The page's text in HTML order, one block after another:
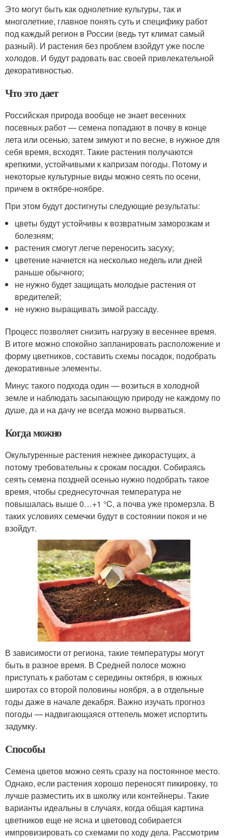
Это могут быть как однолетние культуры, так и
многолетние, главное понять суть и специфику работ
под каждый регион в России (ведь тут климат самый
разный). И растения без проблем взойдут уже после
холодов. И будут радовать вас своей привлекательной
декоративностью.
Что это дает
Российская природа вообще не знает весенних
посевных работ — семена попадают в почву в конце
лета или осенью, затем зимуют и по весне, в нужное для
себя время, всходят. Такие растения получаются
крепкими, устойчивыми к капризам погоды. Потому и
некоторые культурные виды можно сеять по осени,
причем в октябре-ноябре.
При этом будут достигнуты следующие результаты:
цветы будут устойчивы к возвратным заморозкам и
болезням;
растения смогут легче переносить засуху;
цветение начнется на несколько недель или дней
раньше обычного;
не нужно будет защищать молодые растения от
вредителей;
не нужно выращивать зимой рассаду.
Процесс позволяет снизить нагрузку в весеннее время.
В итоге можно спокойно запланировать расположение и
форму цветников, составить схемы посадок, подобрать
декоративные элементы.
Минус такого подхода один — возиться в холодной
земле и наблюдать засыпающую природу не каждому по
душе, да и на дачу не всегда можно вырваться.
Когда можно
Окультуренные растения нежнее дикорастущих, а
потому требовательны к срокам посадки. Собираясь
сеять семена поздней осенью нужно подобрать такое
время, чтобы среднесуточная температура не
повышалась выше 0…+1 °C, а почва уже промерзла. В
таких условиях семечки будут в состоянии покоя и не
взойдут.
В зависимости от региона, такие температуры могут
быть в разное время. В Средней полосе можно
приступать к работам с середины октября, в южных
широтах со второй половины ноября, а в отдельные
годы даже в начале декабря. Важно изучать прогноз
погоды — надвигающаяся оттепель может испортить
задумку.
Способы
Семена цветов можно сеять сразу на постоянное место.
Однако, если растения хорошо переносят пикировку, то
лучше разместить их в школку или контейнеры. Такие
варианты идеальны в случаях, когда общая картина
цветников еще не ясна и цветовод собирается
импровизировать со схемами по ходу дела. Рассмотрим